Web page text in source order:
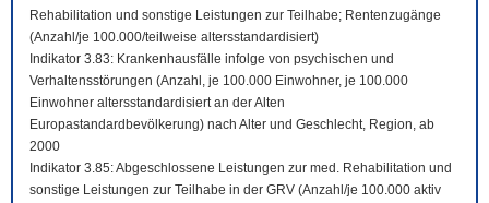
Rehabilitation und sonstige Leistungen zur Teilhabe; Rentenzugänge
(Anzahl/je 100.000/teilweise altersstandardisiert)
Indikator 3.83: Krankenhausfälle infolge von psychischen und
Verhaltensstörungen (Anzahl, je 100.000 Einwohner, je 100.000
Einwohner altersstandardisiert an der Alten
Europastandardbevölkerung) nach Alter und Geschlecht, Region, ab
2000
Indikator 3.85: Abgeschlossene Leistungen zur med. Rehabilitation und
sonstige Leistungen zur Teilhabe in der GRV (Anzahl/je 100.000 aktiv